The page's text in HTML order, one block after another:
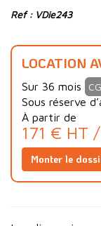
Ref : VDie243
LOCATION
Sur 36 mois
Sous réserve
À partir de
171 € HT
Monter le